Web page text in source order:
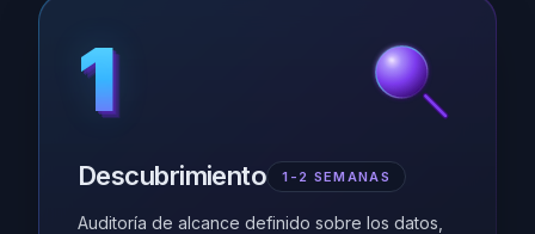
1
1
1
1
1
Descubrimiento 1-2 SEMANAS
Auditoría de alcance definido sobre los datos,